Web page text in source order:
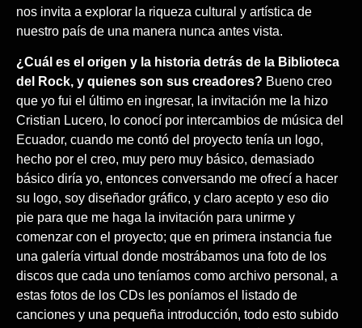
nos invita a explorar la riqueza cultural y artística de
nuestro país de una manera nunca antes vista.
¿Cuál es el origen y la historia detrás de la Biblioteca
del Rock, y quienes son sus creadores? Bueno creo
que yo fui el último en ingresar, la invitación me la hizo
Cristian Lucero, lo conocí por intercambios de música del
Ecuador, cuando me contó del proyecto tenía un logo,
hecho por el creo, muy pero muy básico, demasiado
básico diría yo, entonces conversando me ofrecí a hacer
su logo, soy diseñador gráfico, y claro acepto y eso dio
pie para que me haga la invitación para unirme y
comenzar con el proyecto; que en primera instancia fue
una galería virtual donde mostrábamos una foto de los
discos que cada uno teníamos como archivo personal, a
estas fotos de los CDs les poníamos el listado de
canciones y una pequeña introducción, todo esto subido